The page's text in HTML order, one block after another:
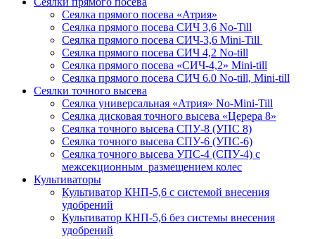
Сеялка прямого посева «Атрия»
Сеялка прямого посева СИЧ 3,6 No-Till
Сеялка прямого посева СИЧ-3,6 Mini-Till
Сеялка прямого посева СИЧ 4,2 No-till
Сеялка прямого посева «СИЧ-4,2» Mini-till
Сеялка прямого посева СИЧ 6.0 No-till, Mini-till
Сеялки точного высева
Сеялка универсальная «Атрия» No-Mini-Till
Сеялка дисковая точного высева «Церера 8»
Сеялка точного высева СПУ-8 (УПС 8)
Сеялка точного высева СПУ-6 (УПС-6)
Сеялка точного высева УПС-4 (СПУ-4) с
межсекционным размещением колес
Культиваторы
Культиватор КНП-5,6 с системой внесения
удобрений
Культиватор КНП-5,6 без системы внесения
удобрений